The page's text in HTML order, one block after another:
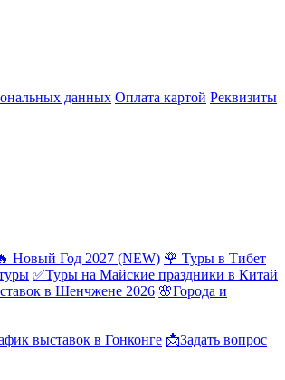
данных Оплата картой Реквизиты
Новый Год 2027 (NEW) 🌹 Туры в Тибет
✅Туры на Майские праздники в Китай
в Шенчжене 2026 🌸Города и
выставок в Гонконге 📩Задать вопрос